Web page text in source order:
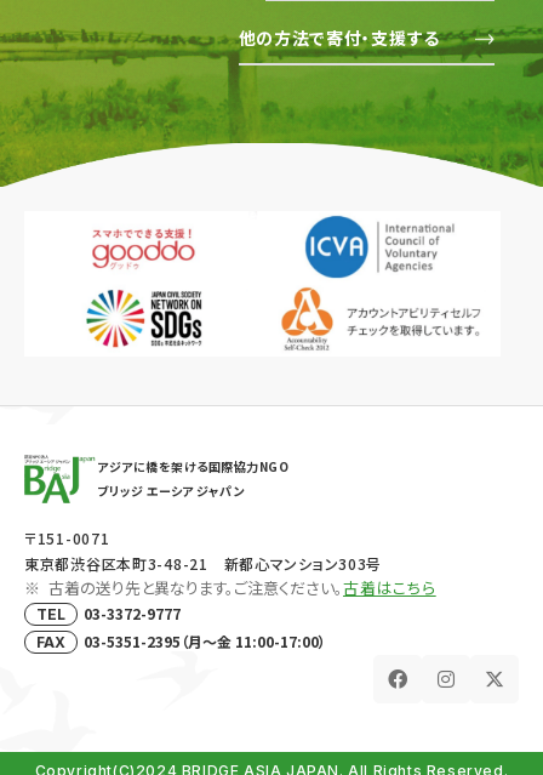
他の方法で寄付・支援する
アジアに橋を架ける国際協力NGO
ブリッジ エーシア ジャパン
〒151-0071
東京都渋谷区本町3-48-21 新都心マンション303号
古着の送り先と異なります。ご注意ください。古着はこちら
TEL 03-3372-9777
FAX 03-5351-2395（月～金 11:00-17:00）
Copyright(C)2024 BRIDGE ASIA JAPAN. All Rights Reserved.